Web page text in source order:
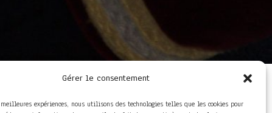
Gérer le consentement
expériences, nous utilisons des technologies telles que les cookies pour
Foire aux questions